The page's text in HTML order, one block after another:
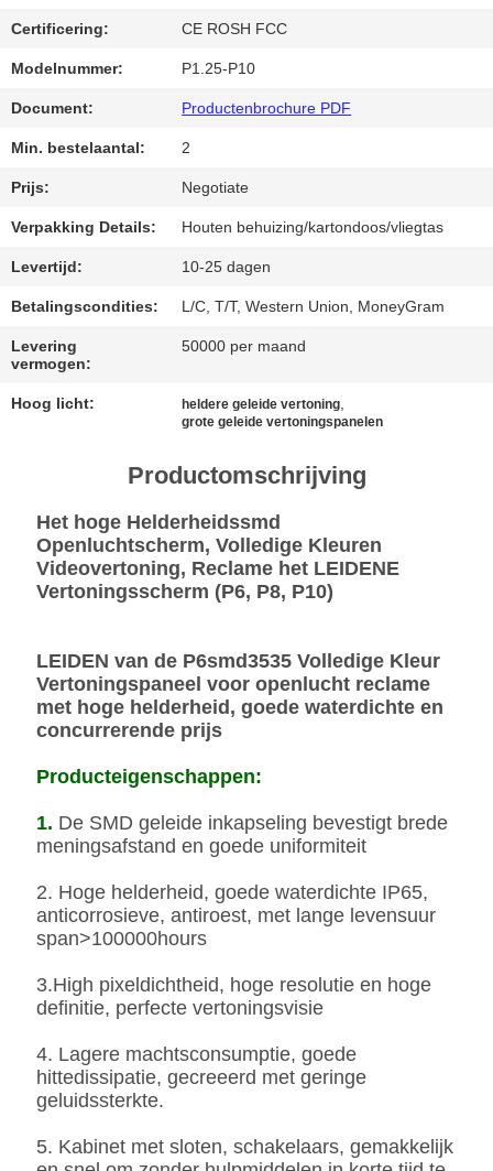
GEVALLEN
CHAT
NU
BAIDU
PRIVACYBELEID
Certificering: CE ROSH FCC
Modelnummer: P1.25-P10
Document: Productenbrochure PDF
Min. bestelaantal: 2
Prijs: Negotiate
Verpakking Details: Houten behuizing/kartondoos/vliegtas
Levertijd: 10-25 dagen
Betalingscondities: L/C, T/T, Western Union, MoneyGram
Levering
vermogen:
50000 per maand
Hoog licht: heldere geleide vertoning
grote geleide vertoningspanelen
Productomschrijving
Het hoge Helderheidssmd
Openluchtscherm, Volledige Kleuren
Videovertoning, Reclame het LEIDENE
Vertoningsscherm (P6, P8, P10)
LEIDEN van de P6smd3535 Volledige Kleur
Vertoningspaneel voor openlucht reclame
met hoge helderheid, goede waterdichte en
concurrerende prijs
Producteigenschappen:
1. De SMD geleide inkapseling bevestigt brede
meningsafstand en goede uniformiteit
2. Hoge helderheid, goede waterdichte IP65,
anticorrosieve, antiroest, met lange levensuur
span>100000hours
3.High pixeldichtheid, hoge resolutie en hoge
definitie, perfecte vertoningsvisie
4. Lagere machtsconsumptie, goede
hittedissipatie, gecreeerd met geringe
geluidssterkte.
5. Kabinet met sloten, schakelaars, gemakkelijk